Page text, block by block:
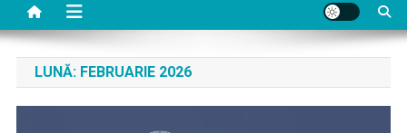
LUNĂ: FEBRUARIE 2026